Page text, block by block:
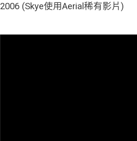
2006 (Skye使用Aerial稀有影片)